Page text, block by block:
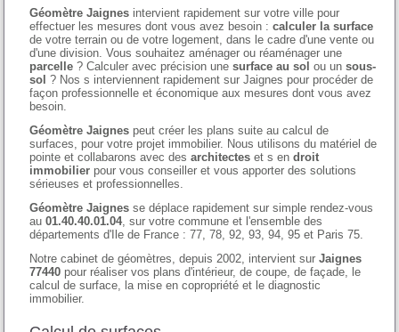
Géomètre Jaignes intervient rapidement sur votre ville pour
effectuer les mesures dont vous avez besoin :calculer la surface
de votre terrain ou de votre logement, dans le cadre d'une vente ou
d'une division. Vous souhaitez aménager ou réaménager une
parcelle ? Calculer avec précision unesurface au sol ou unsous-
sol ? Nos s interviennent rapidement sur Jaignes pour procéder de
façon professionnelle et économique aux mesures dont vous avez
besoin.
Géomètre Jaignes peut créer les plans suite au calcul de
surfaces, pour votre projet immobilier. Nous utilisons du matériel de
pointe et collabarons avec desarchitectes et s endroit
immobilier pour vous conseiller et vous apporter des solutions
sérieuses et professionnelles.
Géomètre Jaignes se déplace rapidement sur simple rendez-vous
au01.40.40.01.04, sur votre commune et l'ensemble des
départements d'Ile de France : 77, 78, 92, 93, 94, 95 et Paris 75.
Notre cabinet de géomètres, depuis 2002, intervient surJaignes
77440 pour réaliser vos plans d'intérieur, de coupe, de façade, le
calcul de surface, la mise en copropriété et le diagnostic
immobilier.